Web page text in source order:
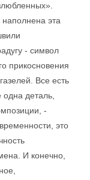
эта
- символ
прикосновения
Все есть
деталь,
-
это
И конечно,